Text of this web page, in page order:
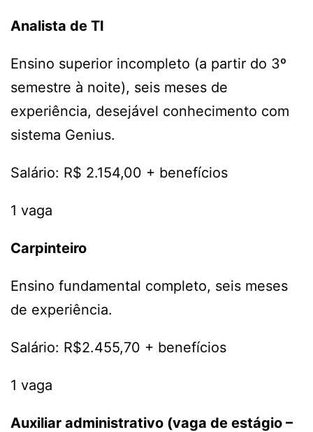
Analista de TI
Ensino superior incompleto (a partir do 3º
semestre à noite), seis meses de
experiência, desejável conhecimento com
sistema Genius.
Salário: R$ 2.154,00 + benefícios
1 vaga
Carpinteiro
Ensino fundamental completo, seis meses
de experiência.
Salário: R$2.455,70 + benefícios
1 vaga
Auxiliar administrativo (vaga de estágio –